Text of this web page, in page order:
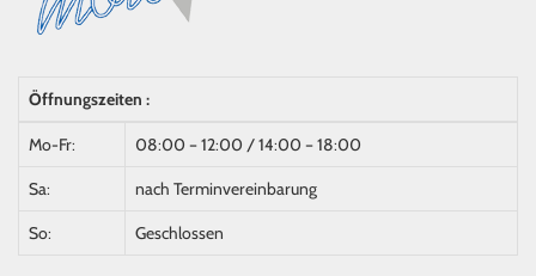
Öffnungszeiten :
Mo-Fr: 08:00 – 12:00 / 14:00 – 18:00
Sa: nach Terminvereinbarung
So: Geschlossen